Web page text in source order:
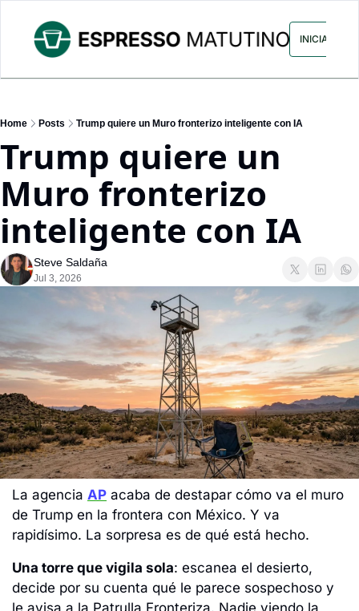
ARCHIVO ANUNCIA CON
INICIAR
Home Posts Trump quiere un Muro fronterizo inteligente con IA
Trump quiere un
Muro fronterizo
inteligente con IA
Steve Saldaña
Jul 3, 2026
La agencia AP acaba de destapar cómo va el muro
de Trump en la frontera con México. Y va
rapidísimo. La sorpresa es de qué está hecho.
Una torre que vigila sola: escanea el desierto,
decide por su cuenta qué le parece sospechoso y
le avisa a la Patrulla Fronteriza. Nadie viendo la